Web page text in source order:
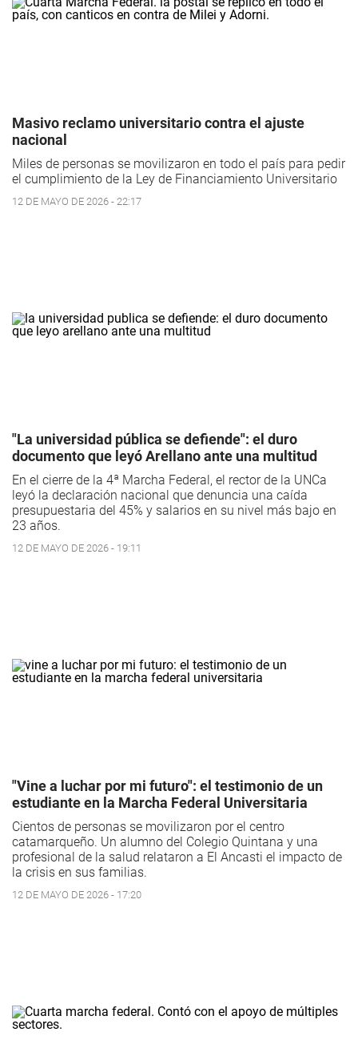
Masivo reclamo universitario contra el ajuste
nacional
Miles de personas se movilizaron en todo el país para pedir
el cumplimiento de la Ley de Financiamiento Universitario
12 DE MAYO DE 2026 - 22:17
"La universidad pública se defiende": el duro
documento que leyó Arellano ante una multitud
En el cierre de la 4ª Marcha Federal, el rector de la UNCa
leyó la declaración nacional que denuncia una caída
presupuestaria del 45% y salarios en su nivel más bajo en
23 años.
12 DE MAYO DE 2026 - 19:11
"Vine a luchar por mi futuro": el testimonio de un
estudiante en la Marcha Federal Universitaria
Cientos de personas se movilizaron por el centro
catamarqueño. Un alumno del Colegio Quintana y una
profesional de la salud relataron a El Ancasti el impacto de
la crisis en sus familias.
12 DE MAYO DE 2026 - 17:20